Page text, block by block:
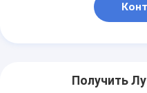
Получить